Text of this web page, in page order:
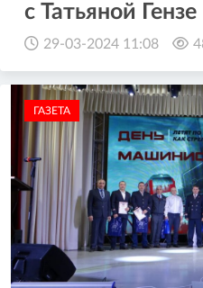
с Татьяной Гензе
29-03-2024 11:08
ГАЗЕТА